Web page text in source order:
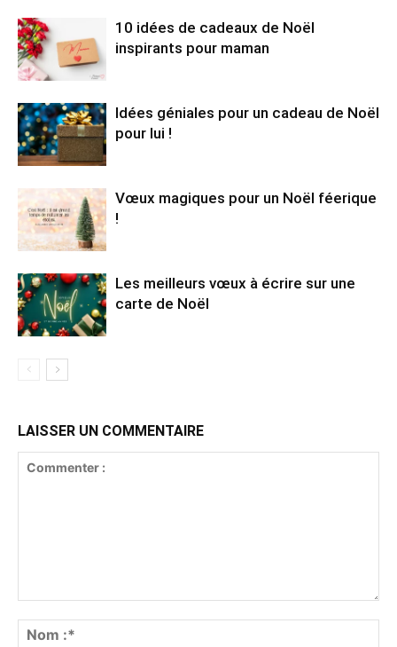
10 idées de cadeaux de Noël
inspirants pour maman
Idées géniales pour un cadeau de Noël
pour lui !
Vœux magiques pour un Noël féerique
!
Les meilleurs vœux à écrire sur une
carte de Noël
LAISSER UN COMMENTAIRE